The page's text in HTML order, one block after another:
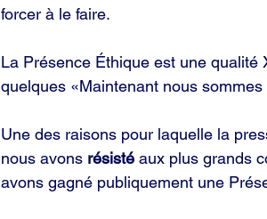
forcer à le faire.
La Présence Éthique est une
quelques «Maintenant nous sommes
Une des raisons pour laquelle la
nous avons résisté aux plus grands
avons gagné publiquement une